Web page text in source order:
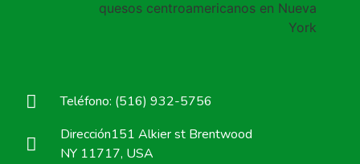
Teléfono: (516) 932-5756
Dirección151 Alkier st Brentwood
NY 11717, USA